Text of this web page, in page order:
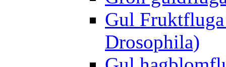
Gul
Drosophila)